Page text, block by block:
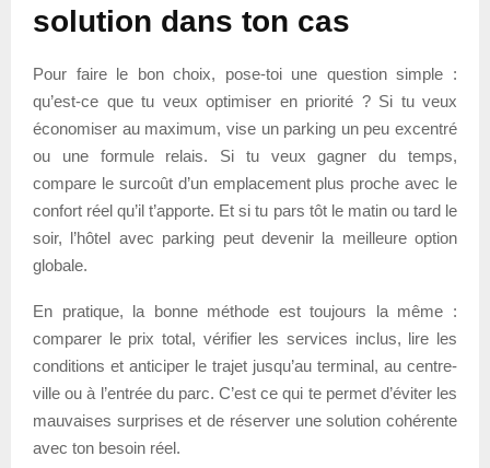
solution dans ton cas
Pour faire le bon choix, pose-toi une question simple :
qu’est-ce que tu veux optimiser en priorité ? Si tu veux
économiser au maximum, vise un parking un peu excentré
ou une formule relais. Si tu veux gagner du temps,
compare le surcoût d’un emplacement plus proche avec le
confort réel qu’il t’apporte. Et si tu pars tôt le matin ou tard le
soir, l’hôtel avec parking peut devenir la meilleure option
globale.
En pratique, la bonne méthode est toujours la même :
comparer le prix total, vérifier les services inclus, lire les
conditions et anticiper le trajet jusqu’au terminal, au centre-
ville ou à l’entrée du parc. C’est ce qui te permet d’éviter les
mauvaises surprises et de réserver une solution cohérente
avec ton besoin réel.